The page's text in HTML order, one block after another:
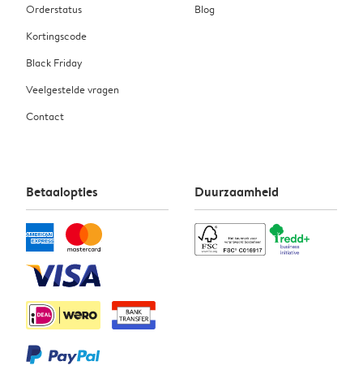
Orderstatus
Kortingscode
Black Friday
Veelgestelde vragen
Contact
Blog
Betaalopties Duurzaamheid